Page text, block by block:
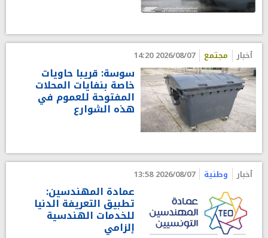
أخبار مجتمع 2026/08/07 14:20
سوسة: قريبا حاويات
خاصة بنفايات المحلات
المفتوحة للعموم في
هذه الشوارع
أخبار وطنية 2026/08/07 13:58
عمادة المهندسين:
تطبيق التعريفة الدنيا
للخدمات الهندسية
إلزامي